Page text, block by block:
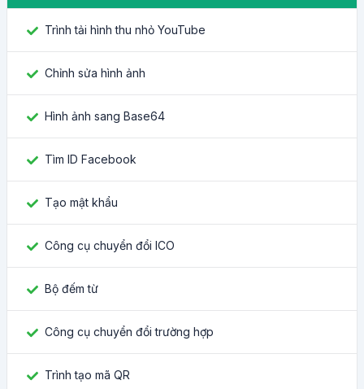
Trình tải hình thu nhỏ YouTube
Chỉnh sửa hình ảnh
Hình ảnh sang Base64
Tìm ID Facebook
Tạo mật khẩu
Công cụ chuyển đổi ICO
Bộ đếm từ
Công cụ chuyển đổi trường hợp
Trình tạo mã QR